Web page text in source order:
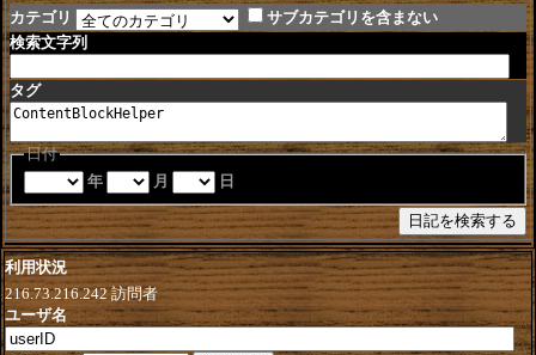
カテゴリ
サブカテゴリを含まない
検索文字列
タグ
日付
年
月 日
利用状況
216.73.216.242訪問者
ユーザ名